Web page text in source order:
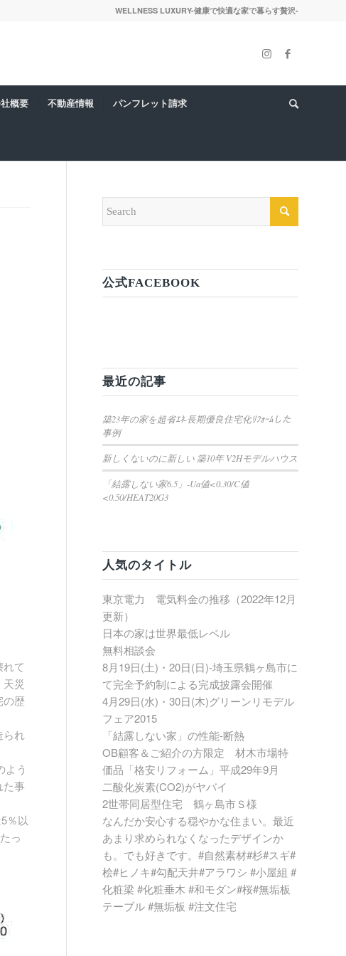
WELLNESS LUXURY-健康で快適な家で暮らす贅沢-
概要 不動産情報 パンフレット請求
て
災
の歴
られ
よう
た事
％以
っ
公式FACEBOOK
最近の記事
築23年の家を超省ｴﾈ-長期優良住宅化ﾘﾌｫｰﾑした
事例
新しくないのに新しい 築10年 V2Hモデルハウス
「結露しない家6.5」-Ua値<0.30/C値
<0.50/HEAT20G3
人気のタイトル
東京電力 電気料金の推移（2022年12月
更新）
日本の家は世界最低レベル
無料相談会
8月19日(土)・20日(日)-埼玉県鶴ヶ島市に
て完全予約制による完成披露会開催
4月29日(水)・30日(木)グリーンリモデル
フェア2015
「結露しない家」の性能-断熱
OB顧客＆ご紹介の方限定 材木市場特
価品「格安リフォーム」平成29年9月
二酸化炭素(CO2)がヤバイ
2世帯同居型住宅 鶴ヶ島市Ｓ様
なんだか安心する穏やかな住まい。最近
あまり求められなくなったデザインか
も。でも好きです。#自然素材#杉#スギ#
桧#ヒノキ#勾配天井#アラワシ #小屋組 #
化粧梁 #化粧垂木 #和モダン#桜#無垢板
テーブル #無垢板 #注文住宅